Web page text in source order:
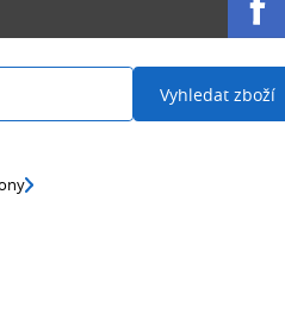
Vyhledat zboží